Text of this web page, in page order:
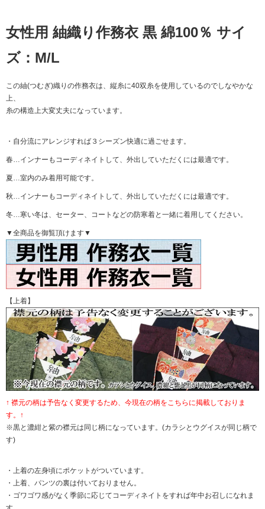
女性用 紬織り作務衣 黒 綿100％ サイ
ズ：M/L
この紬(つむぎ)織りの作務衣は、縦糸に40双糸を使用しているのでしなやかな
上、
糸の構造上大変丈夫になっています。
・自分流にアレンジすれば３シーズン快適に過ごせます。
春…インナーもコーディネイトして、外出していただくには最適です。
夏…室内のみ着用可能です。
秋…インナーもコーディネイトして、外出していただくには最適です。
冬…寒い冬は、セーター、コートなどの防寒着と一緒に着用してください。
▼全商品を御覧頂けます▼
【上着】
↑ 襟元の柄は予告なく変更するため、今現在の柄をこちらに掲載しておりま
す。↑
※黒と濃紺と紫の襟元は同じ柄になっています。(カラシとウグイスが同じ柄で
す)
・上着の左身頃にポケットがついています。
・上着、パンツの裏は付いておりません。
・ゴワゴワ感がなく季節に応じてコーディネイトをすれば年中お召しになれま